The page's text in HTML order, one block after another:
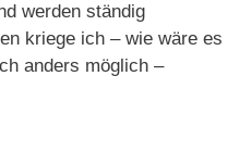
werden ständig
kriege ich – wie wäre es
anders möglich –